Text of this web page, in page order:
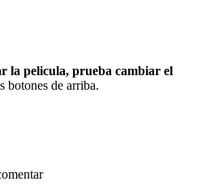
la pelicula, prueba cambiar el
botones de arriba.